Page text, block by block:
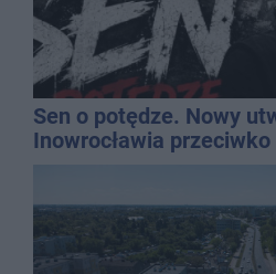
Sen o potędze. Nowy
Inowrocławia